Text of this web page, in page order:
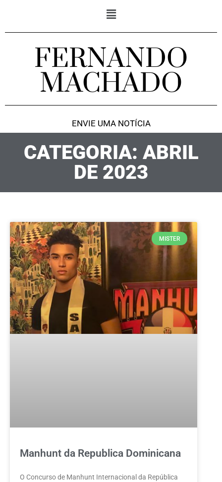
FERNANDO
MACHADO
ENVIE UMA NOTÍCIA
CATEGORIA: ABRIL
DE 2023
MISTER
Manhunt da Republica Dominicana
O Concurso de Manhunt Internacional da República